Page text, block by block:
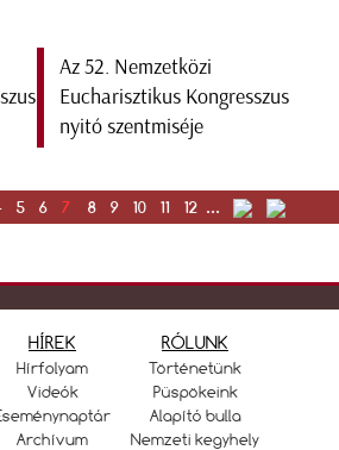
Az 52. Nemzetközi
Eucharisztikus Kongresszus
nyitó szentmiséje
5 6 7 8 9 10 11 12 ...
HÍREK
Hírfolyam
Videók
Archívum
RÓLUNK
Történetünk
Püspökeink
Alapító bulla
Nemzeti kegyhely